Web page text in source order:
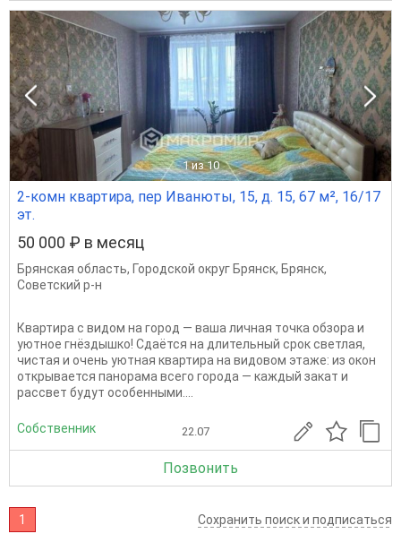
1 из 10
2-комн квартира, пер Иванюты, 15, д. 15, 67 м², 16/17
эт.
50 000 ₽ в месяц
Брянская область, Городской округ Брянск, Брянск,
Советский р-н
Квартира с видом на город — ваша личная точка обзора и
уютное гнёздышко! Сдаётся на длительный срок светлая,
чистая и очень уютная квартира на видовом этаже: из окон
открывается панорама всего города — каждый закат и
рассвет будут особенными....
Собственник 22.07
Позвонить
1 Сохранить поиск и подписаться